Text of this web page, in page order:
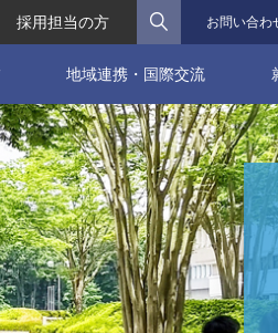
お問い合わ
採用担当の方
地域連携・国際交流